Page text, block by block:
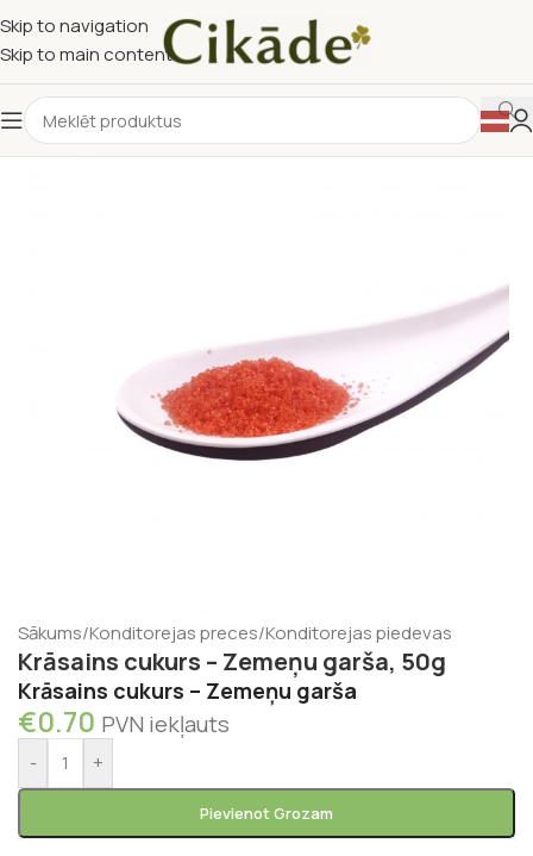
Skip to navigation
Skip to main content
Sākums/Konditorejas preces/Konditorejas piedevas
Krāsains cukurs – Zemeņu garša, 50g
Krāsains cukurs – Zemeņu garša
€0.70 PVN iekļauts
- +
Pievienot Grozam